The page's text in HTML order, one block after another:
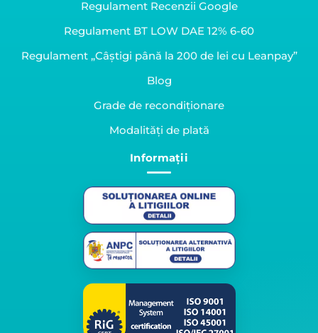
Regulament Recenzii Google
Regulament BT LOW DAE 12% 6-60
Regulament „Câștigi până la 200 de lei cu Leanpay”
Blog
Grade de recondiționare
Modalități de plată
Informații